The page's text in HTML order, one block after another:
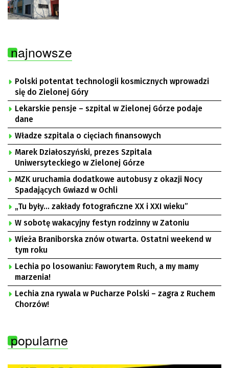
najnowsze
Polski potentat technologii kosmicznych wprowadzi
się do Zielonej Góry
Lekarskie pensje – szpital w Zielonej Górze podaje
dane
Władze szpitala o cięciach finansowych
Marek Działoszyński, prezes Szpitala
Uniwersyteckiego w Zielonej Górze
MZK uruchamia dodatkowe autobusy z okazji Nocy
Spadających Gwiazd w Ochli
„Tu były… zakłady fotograficzne XX i XXI wieku”
W sobotę wakacyjny festyn rodzinny w Zatoniu
Wieża Braniborska znów otwarta. Ostatni weekend w
tym roku
Lechia po losowaniu: Faworytem Ruch, a my mamy
marzenia!
Lechia zna rywala w Pucharze Polski – zagra z Ruchem
Chorzów!
popularne